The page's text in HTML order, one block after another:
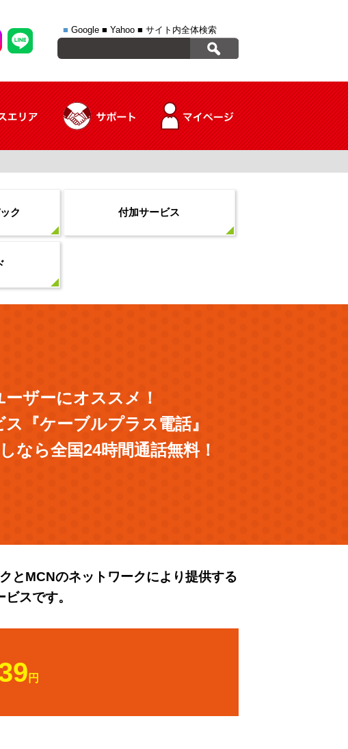
■ Google ■ Yahoo ■ サイト内全体検索
ク 付加サービス
ザーにオススメ！
ス
『ケーブルプラス電話』
なら全国24時間通話無料！
とMCNのネットワークにより提供する
スです。
円